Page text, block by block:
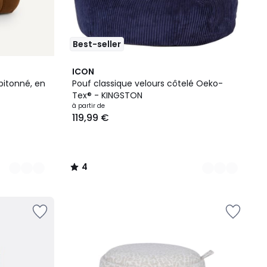
en
Best-seller
ICON
Pouf classique velours côtelé Oeko-
Tex® - KINGSTON
à partir de
119,99 €
4
/
5
9
Couleurs
4
/